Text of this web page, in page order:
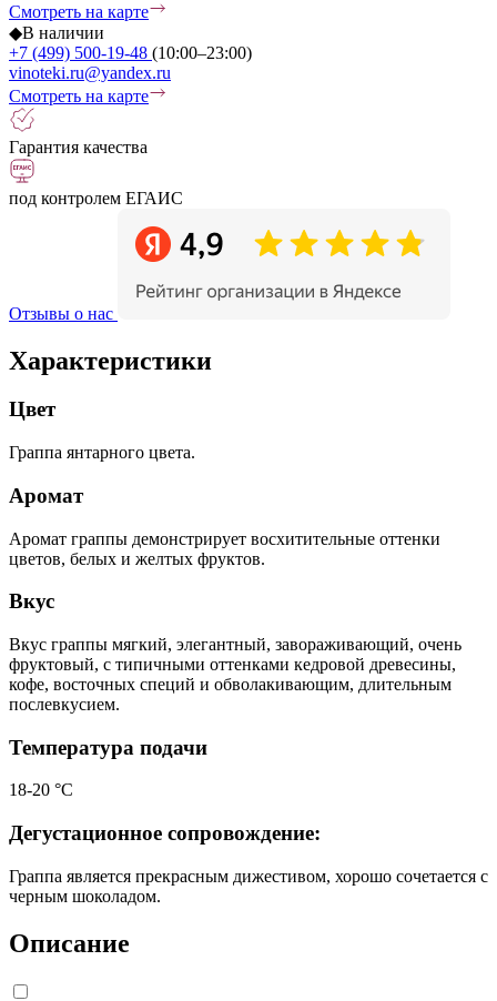
Смотреть на карте
◆В наличии
+7 (499) 500-19-48 (10:00–23:00)
vinoteki.ru@yandex.ru
Смотреть на карте
Гарантия качества
под контролем ЕГАИС
Отзывы о нас
Характеристики
Цвет
Граппа янтарного цвета.
Аромат
Аромат граппы демонстрирует восхитительные оттенки
цветов, белых и желтых фруктов.
Вкус
Вкус граппы мягкий, элегантный, завораживающий, очень
фруктовый, с типичными оттенками кедровой древесины,
кофе, восточных специй и обволакивающим, длительным
послевкусием.
Температура подачи
18-20 °С
Дегустационное сопровождение:
Граппа является прекрасным дижестивом, хорошо сочетается с
черным шоколадом.
Описание